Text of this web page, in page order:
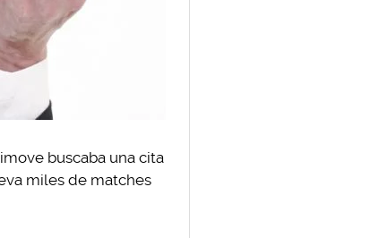
buscaba una cita
miles de matches